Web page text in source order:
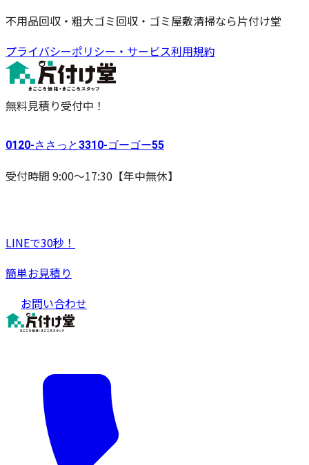
不用品回収・粗大ゴミ回収・ゴミ屋敷清掃なら片付け堂
プライバシーポリシー・サービス利用規約
無料見積り受付中！
0120-ささっと3310-ゴーゴー55
受付時間 9:00〜17:30【年中無休】
LINEで30秒！
簡単お見積り
お問い合わせ